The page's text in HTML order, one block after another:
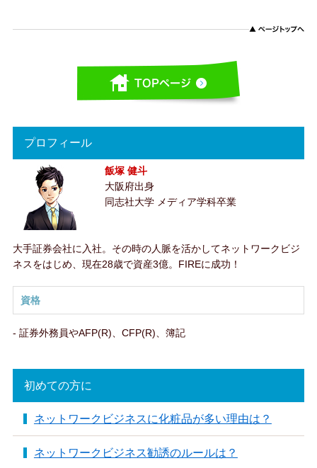
プロフィール
飯塚 健斗
大阪府出身
同志社大学 メディア学科卒業
大手証券会社に入社。その時の人脈を活かしてネットワークビジ
ネスをはじめ、現在28歳で資産3億。FIREに成功！
資格
- 証券外務員やAFP(R)、CFP(R)、簿記
初めての方に
ネットワークビジネスに化粧品が多い理由は？
ネットワークビジネス勧誘のルールは？